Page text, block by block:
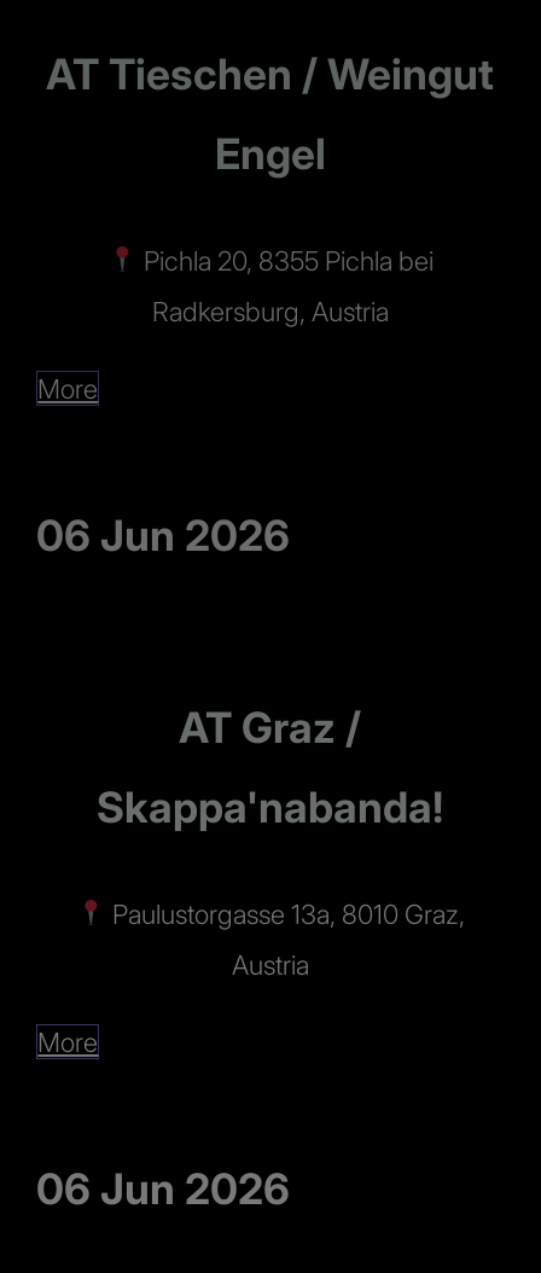
AT Tieschen / Weingut
Engel
Pichla 20, 8355 Pichla bei
Radkersburg, Austria
More
06 Jun 2026
AT Graz /
Skappa'nabanda!
Paulustorgasse 13a, 8010 Graz,
Austria
More
06 Jun 2026